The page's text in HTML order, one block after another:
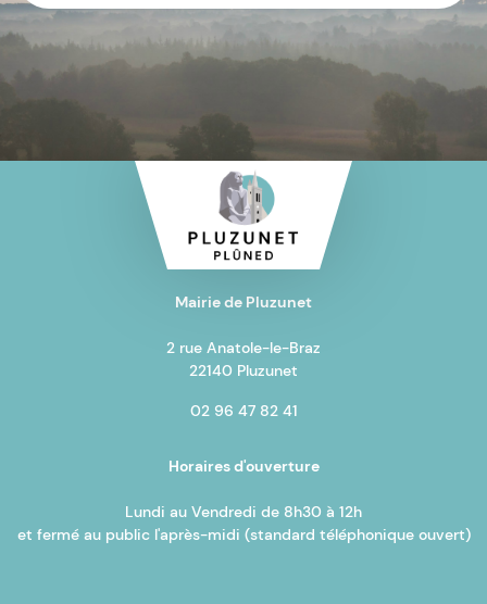
Mairie de Pluzunet
2 rue Anatole-le-Braz
22140 Pluzunet
02 96 47 82 41
Horaires d'ouverture
Lundi au Vendredi de 8h30 à 12h
et fermé au public l'après-midi (standard téléphonique ouvert)